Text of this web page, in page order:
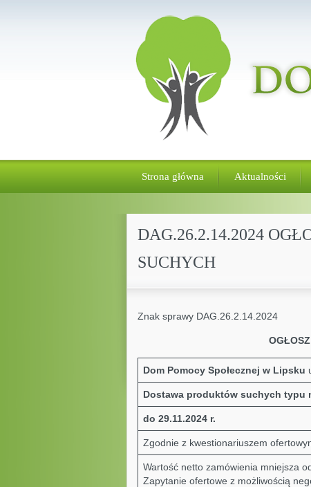
Strona główna Aktualności
DAG.26.2.14.2024
SUCHYCH
Znak sprawy
Dom Pomocy Społecznej w Lipsku
Dostawa produktów suchych typu
do 29.11.2024 r.
Zgodnie z kwestionariuszem
Wartość netto zamówienia mniejsza
Zapytanie ofertowe z możliwością